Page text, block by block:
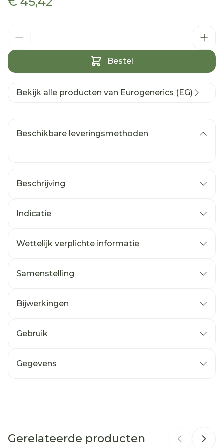
Bestel
Bekijk alle producten van Eurogenerics (EG)
Beschikbare leveringsmethoden
Beschrijving
Indicatie
Wettelijk verplichte informatie
Samenstelling
Bijwerkingen
Gebruik
Gegevens
Gerelateerde producten